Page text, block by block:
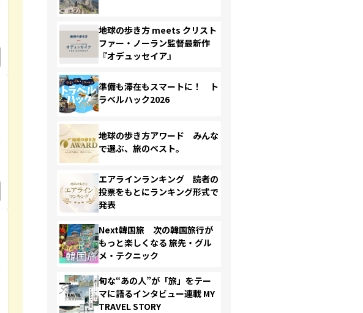
地球の歩き方 meets クリスト
ファー・ノーラン監督最新作
『オデュッセイア』
準備も滞在もスマートに！ ト
ラベルハック2026
地球の歩き方アワード みんな
で選ぶ、旅のベスト。
エアラインランキング 読者の
投票をもとにランキング形式で
発表
Next韓国旅 次の韓国旅行が
もっと楽しくなる 旅先・グル
メ・テクニック
旬な“あの人”が「旅」をテー
マに語るインタビュー連載 MY
TRAVEL STORY